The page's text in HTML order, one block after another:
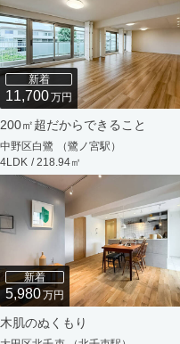
新着
11,700万円
200㎡超だからできること
中野区白鷺 （鷺ノ宮駅）
4LDK / 218.94㎡
新着
5,980万円
木肌のぬくもり